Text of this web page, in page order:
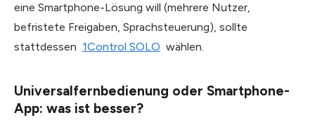
eine Smartphone-Lösung will (mehrere Nutzer,
befristete Freigaben, Sprachsteuerung), sollte
stattdessen 1Control SOLO wählen.
Universalfernbedienung oder Smartphone-
App: was ist besser?